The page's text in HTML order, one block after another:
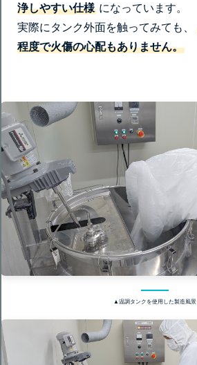
浄しやすい仕様 になっています。
実際にタンク外面を触ってみても、
程度で火傷の心配もありません。
▲温調タンクを使用した製造風景